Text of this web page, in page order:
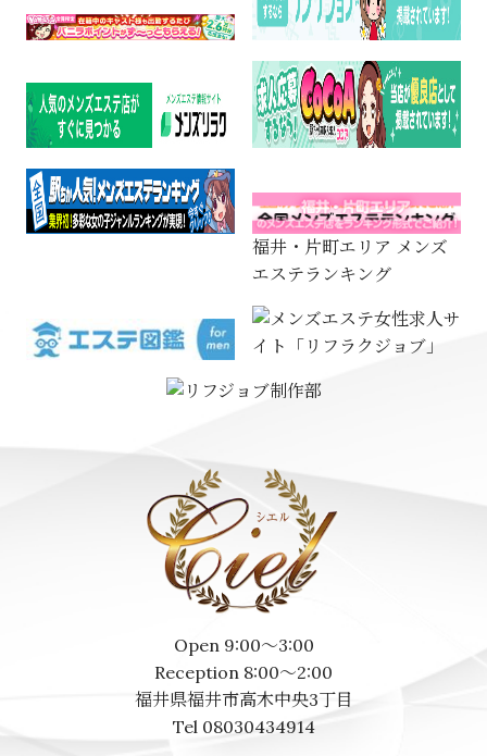
福井・片町エリア メンズ
エステランキング
Open 9:00～3:00
Reception 8:00～2:00
福井県福井市高木中央3丁目
Tel 08030434914